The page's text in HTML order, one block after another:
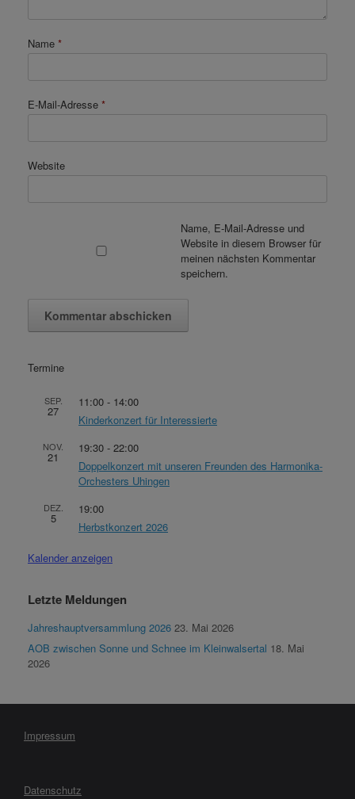
Name *
E-Mail-Adresse *
Website
Name, E-Mail-Adresse und
Website in diesem Browser für
meinen nächsten Kommentar
speichern.
Termine
SEP.
27
11:00 - 14:00
Kinderkonzert für Interessierte
NOV.
21
19:30 - 22:00
Doppelkonzert mit unseren Freunden des Harmonika-
Orchesters Uhingen
DEZ.
5
19:00
Herbstkonzert 2026
Kalender anzeigen
Letzte Meldungen
Jahreshauptversammlung 2026 23. Mai 2026
AOB zwischen Sonne und Schnee im Kleinwalsertal 18. Mai
2026
Impressum
Datenschutz